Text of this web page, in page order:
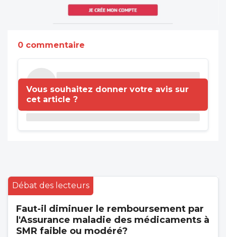
0 commentaire
Vous souhaitez donner votre avis sur
cet article ?
Débat des lecteurs
Faut-il diminuer le remboursement par
l'Assurance maladie des médicaments à
SMR faible ou modéré?